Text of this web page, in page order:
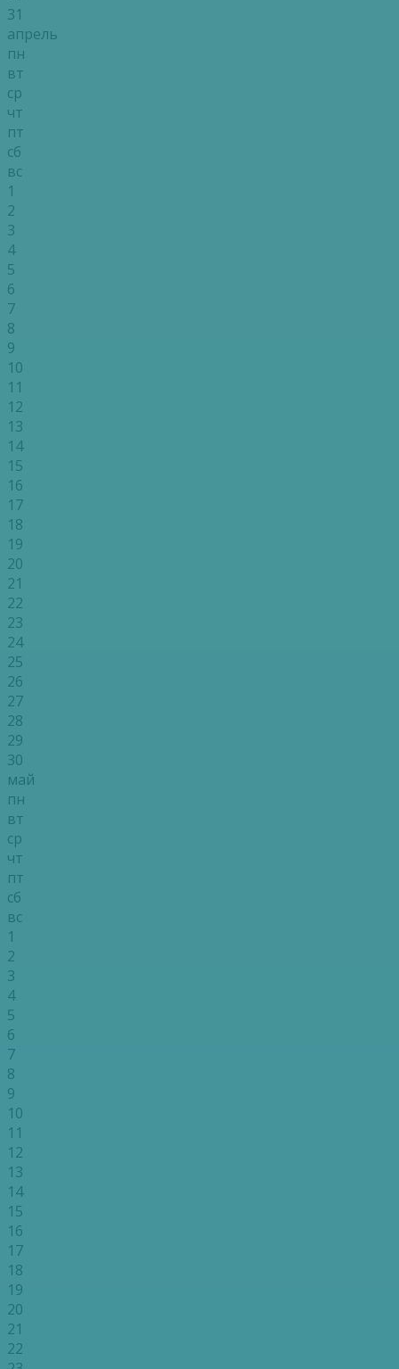
31
апрель
пн
вт
ср
чт
пт
сб
вс
1
2
3
4
5
6
7
8
9
10
11
12
13
14
15
16
17
18
19
20
21
22
23
24
25
26
27
28
29
30
май
пн
вт
ср
чт
пт
сб
вс
1
2
3
4
5
6
7
8
9
10
11
12
13
14
15
16
17
18
19
20
21
22